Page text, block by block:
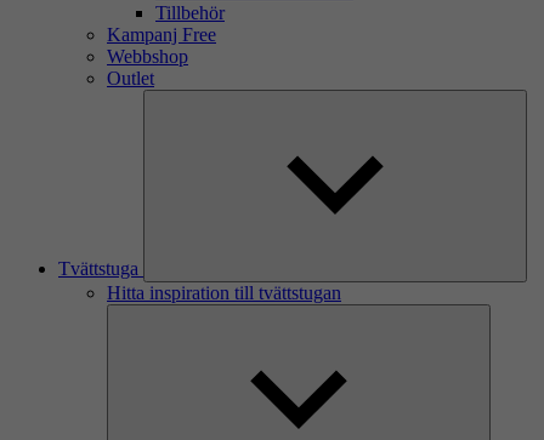
Tillbehör
Kampanj Free
Webbshop
Outlet
Tvättstuga
Hitta inspiration till tvättstugan